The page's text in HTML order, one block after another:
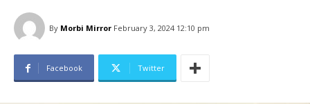
By Morbi Mirror February 3, 2024 12:10 pm
Facebook Twitter